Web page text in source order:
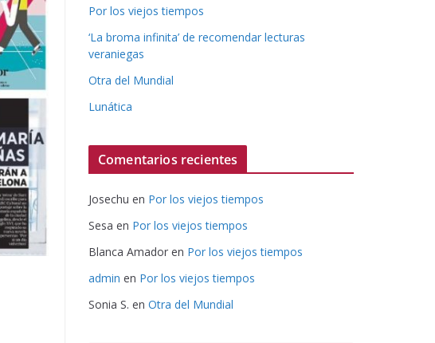
Por los viejos tiempos
‘La broma infinita’ de recomendar lecturas
veraniegas
Otra del Mundial
Lunática
Comentarios recientes
Josechu en Por los viejos tiempos
Sesa en Por los viejos tiempos
Blanca Amador en Por los viejos tiempos
admin en Por los viejos tiempos
Sonia S. en Otra del Mundial